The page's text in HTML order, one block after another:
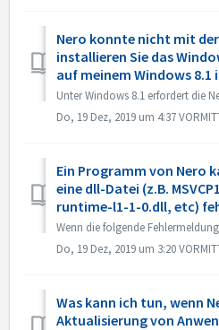
Nero konnte nicht mit
installieren Sie das
auf meinem Windows 8.1
Do, 19 Dez, 2019 um 4:37
Ein Programm von Nero
eine dll-Datei (z.B.
runtime-l1-1-0.dll, etc)
Do, 19 Dez, 2019 um 3:20
Was kann ich tun, wenn
Aktualisierung von